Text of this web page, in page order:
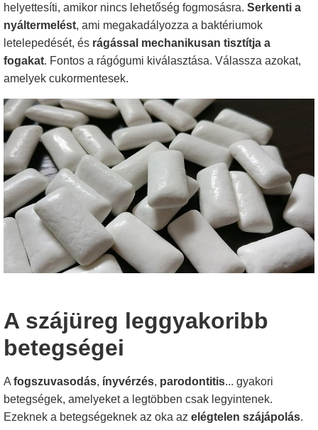
helyettesíti, amikor nincs lehetőség fogmosásra. Serkenti a
nyáltermelést, ami megakadályozza a baktériumok
letelepedését, és rágással mechanikusan tisztítja a
fogakat. Fontos a rágógumi kiválasztása. Válassza azokat,
amelyek cukormentesek.
A szájüreg leggyakoribb
betegségei
A fogszuvasodás, ínyvérzés, parodontitis... gyakori
betegségek, amelyeket a legtöbben csak legyintenek.
Ezeknek a betegségeknek az oka az elégtelen szájápolás.